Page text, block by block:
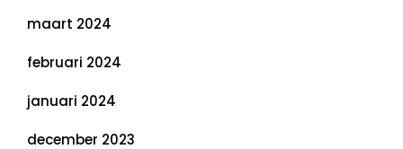
maart 2024
februari 2024
januari 2024
december 2023